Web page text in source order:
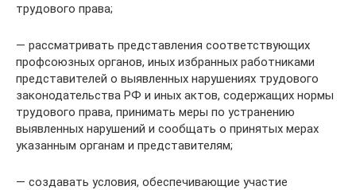
трудового права;
— рассматривать представления соответствующих
профсоюзных органов, иных избранных работниками
представителей о выявленных нарушениях трудового
законодательства РФ и иных актов, содержащих нормы
трудового права, принимать меры по устранению
выявленных нарушений и сообщать о принятых мерах
указанным органам и представителям;
— создавать условия, обеспечивающие участие